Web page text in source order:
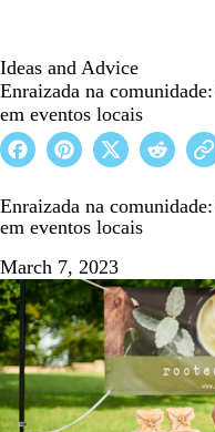
Ideas and Advice
Enraizada na
em eventos locais
Enraizada na
em eventos locais
March 7, 2023